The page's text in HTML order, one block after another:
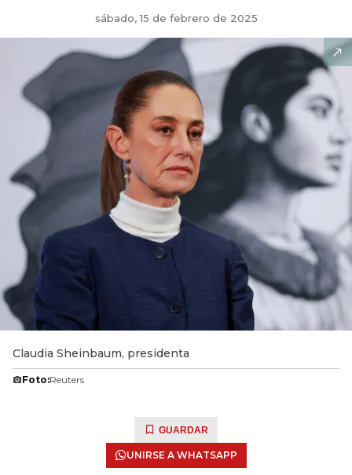
sábado, 15 de febrero de 2025
Claudia Sheinbaum, presidenta
Foto:Reuters
GUARDAR
UNIRSE A WHATSAPP